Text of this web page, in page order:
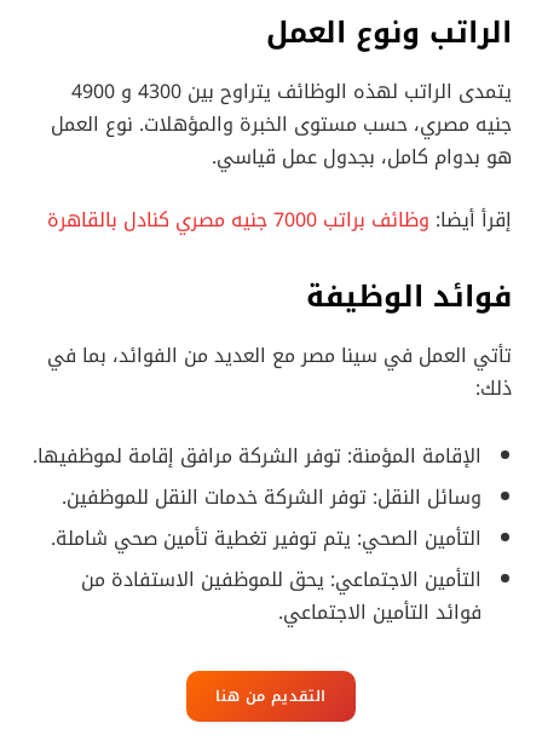
الراتب ونوع العمل
يتمدى الراتب لهذه الوظائف يتراوح بين 4300 و 4900
جنيه مصري، حسب مستوى الخبرة والمؤهلات. نوع العمل
هو بدوام كامل، بجدول عمل قياسي.
إقرأ أيضا: وظائف براتب 7000 جنيه مصري كنادل بالقاهرة
فوائد الوظيفة
تأتي العمل في سينا مصر مع العديد من الفوائد، بما في
ذلك:
الإقامة المؤمنة: توفر الشركة مرافق إقامة لموظفيها.
وسائل النقل: توفر الشركة خدمات النقل للموظفين.
التأمين الصحي: يتم توفير تغطية تأمين صحي شاملة.
التأمين الاجتماعي: يحق للموظفين الاستفادة من
فوائد التأمين الاجتماعي.
التقديم من هنا